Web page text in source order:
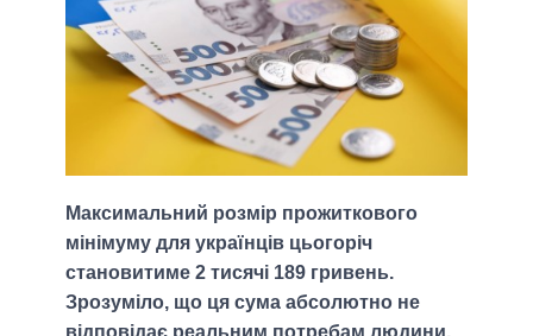
Максимальний розмір прожиткового
мінімуму для українців цьогоріч
становитиме 2 тисячі 189 гривень.
Зрозуміло, що ця сума абсолютно не